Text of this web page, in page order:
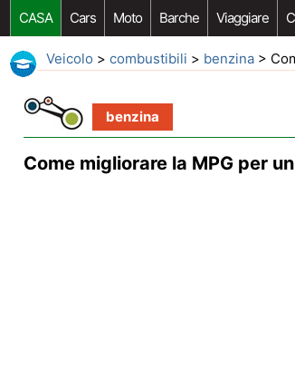
CASA Cars Moto Barche Viaggiare
Veicolo > combustibili > benzina >
benzina
Come migliorare la MPG per